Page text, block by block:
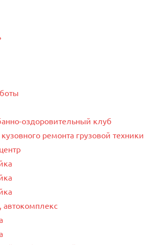
оздоровительный клуб
ремонта грузовой техники
автокомплекс